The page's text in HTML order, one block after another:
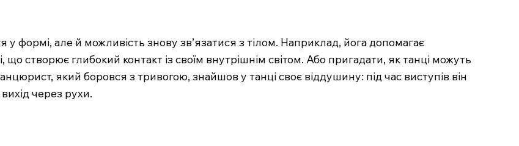
у формі, але й можливість знову зв’язатися з тілом. Наприклад, йога допомагає
що створює глибокий контакт із своїм внутрішнім світом. Або пригадати, як танці можуть
який боровся з тривогою, знайшов у танці своє віддушину: під час виступів він
через рухи.